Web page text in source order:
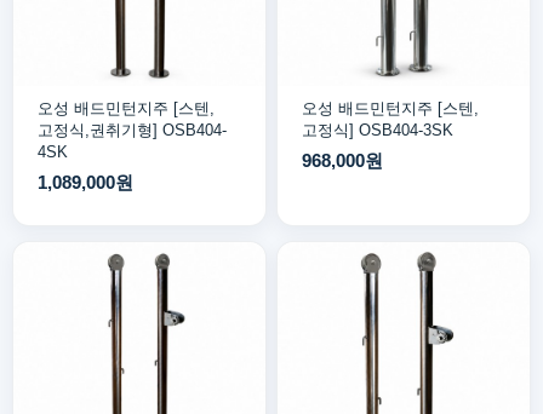
오성 배드민턴지주 [스텐,
고정식,권취기형] OSB404-
4SK
1,089,000원
오성 배드민턴지주 [스텐,
고정식] OSB404-3SK
968,000원